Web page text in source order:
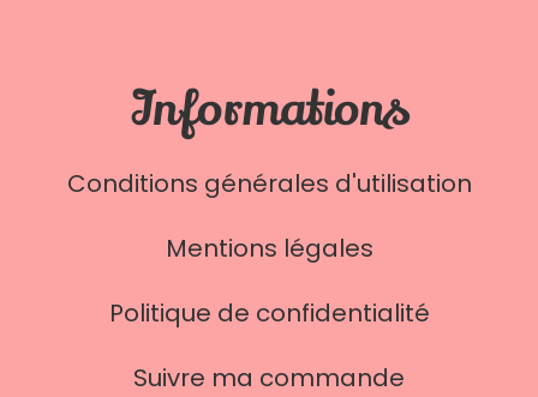
Informations
Conditions générales d'utilisation
Mentions légales
Politique de confidentialité
Suivre ma commande